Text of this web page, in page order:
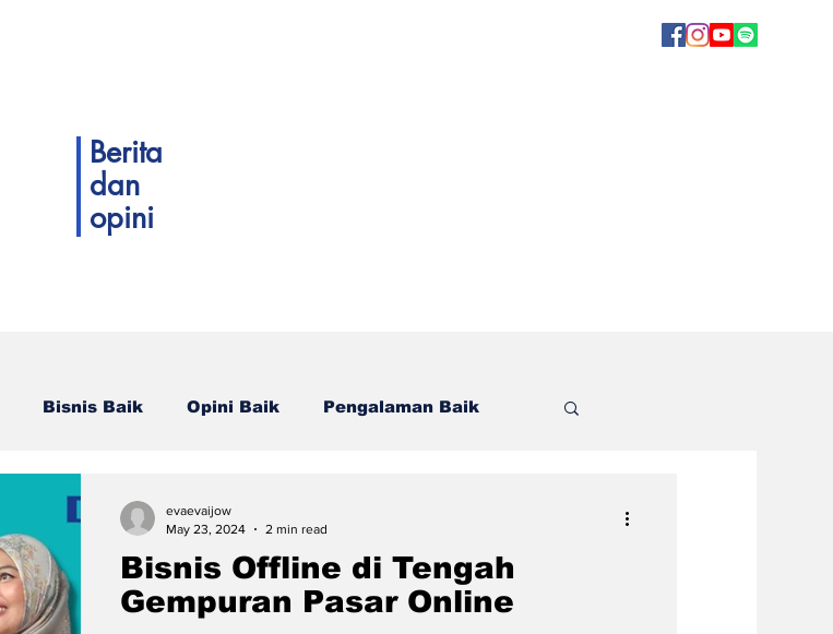
Berita
dan
opini
Bisnis Baik Opini Baik Pengalaman Baik
Bisnis Offline di Tengah
Gempuran Pasar Online
evaevaijow
May 23, 2024
2 min read